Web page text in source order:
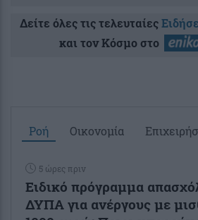
Δείτε όλες τις τελευταίες
και τον Κόσμο στο
Ροή Οικονομία
5 ώρες πριν
Ειδικό πρόγραμμα
ΔΥΠΑ για ανέργους με